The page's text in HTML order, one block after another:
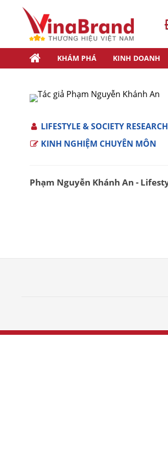
KHÁM PHÁ KINH DOANH
LIFESTYLE & SOCIETY
KINH NGHIỆM CHUYÊN MÔN
Phạm Nguyễn Khánh An -